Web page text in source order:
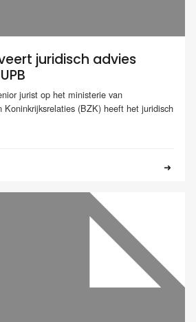
juridisch advies
jurist op het ministerie van
Koninkrijksrelaties (BZK) heeft het juridisch